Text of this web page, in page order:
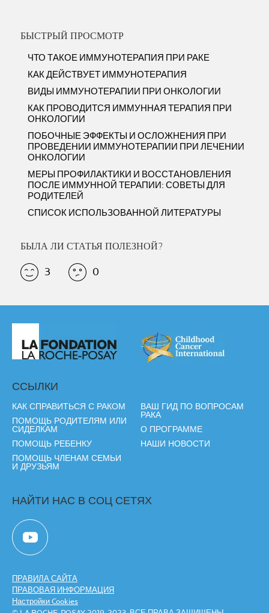
БЫСТРЫЙ ПРОСМОТР
ЧТО ТАКОЕ ИММУНОТЕРАПИЯ ПРИ РАКЕ
КАК ДЕЙСТВУЕТ ИММУНОТЕРАПИЯ
ВИДЫ ИММУНОТЕРАПИИ ПРИ ОНКОЛОГИИ
КАК ПРОВОДИТСЯ ИММУННАЯ ТЕРАПИЯ ПРИ
ОНКОЛОГИИ
ПОБОЧНЫЕ ЭФФЕКТЫ И ОСЛОЖНЕНИЯ ПРИ
ПРОВЕДЕНИИ ИММУНОТЕРАПИИ ПРИ ЛЕЧЕНИИ
ОНКОЛОГИИ
МЕРЫ ПРОФИЛАКТИКИ И ВОССТАНОВЛЕНИЯ
ПОСЛЕ ИММУННОЙ ТЕРАПИИ: СОВЕТЫ ДЛЯ
РОДИТЕЛЕЙ
СПИСОК ИСПОЛЬЗОВАННОЙ ЛИТЕРАТУРЫ
БЫЛА ЛИ СТАТЬЯ ПОЛЕЗНОЙ?
3 0
ССЫЛКИ
КАК СПРАВИТЬСЯ С РАКОМ
ПОМОЩЬ РОДИТЕЛЯМ ИЛИ
СИДЕЛКАМ
ПОМОЩЬ РЕБЕНКУ
ПОМОЩЬ ЧЛЕНАМ СЕМЬИ
И ДРУЗЬЯМ
ВАШ ГИД ПО ВОПРОСАМ
РАКА
О ПРОГРАММЕ
НАШИ НОВОСТИ
НАЙТИ НАС В СОЦ СЕТЯХ
ПРАВИЛА САЙТА
ПРАВОВАЯ ИНФОРМАЦИЯ
Настройки Cookies